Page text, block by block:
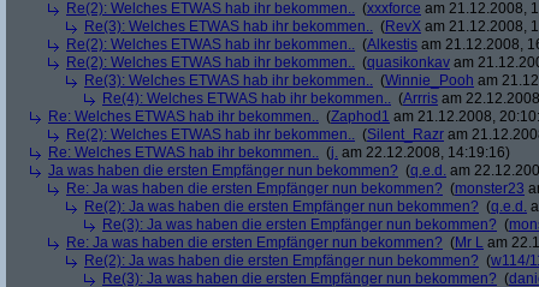
Re(2): Welches ETWAS hab ihr bekommen.. (xxxforce am 21.12.2008,
Re(3): Welches ETWAS hab ihr bekommen.. (RevX am 21.12.2008,
Re(2): Welches ETWAS hab ihr bekommen.. (Alkestis am 21.12.2008,
Re(2): Welches ETWAS hab ihr bekommen.. (quasikonkav am
Re(3): Welches ETWAS hab ihr bekommen.. (Winnie_Pooh am
Re(4): Welches ETWAS hab ihr bekommen.. (Arrris am
Re: Welches ETWAS hab ihr bekommen.. (Zaphod1 am 21.12.2008,
Re(2): Welches ETWAS hab ihr bekommen.. (Silent_Razr am
Re: Welches ETWAS hab ihr bekommen.. (j. am 22.12.2008, 14:19:16)
Ja was haben die ersten Empfänger nun bekommen? (q.e.d. am
Re: Ja was haben die ersten Empfänger nun bekommen? (monster23
Re(2): Ja was haben die ersten Empfänger nun bekommen? (q.e.d.
Re(3): Ja was haben die ersten Empfänger nun bekommen? (
Re: Ja was haben die ersten Empfänger nun bekommen? (Mr L am
Re(2): Ja was haben die ersten Empfänger nun bekommen? (w114/
Re(3): Ja was haben die ersten Empfänger nun bekommen? (